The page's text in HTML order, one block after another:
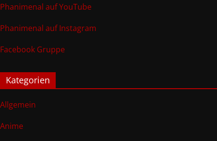
Phanimenal auf YouTube
Phanimenal auf Instagram
Facebook Gruppe
Kategorien
Allgemein
Anime